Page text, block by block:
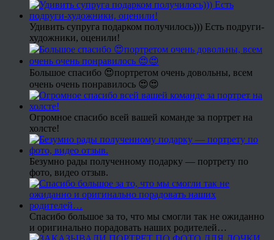
Удивить супруга подарком получилось))) Есть подруги-
художники, оценили!
Большое спасибо 😍портретом очень довольны, всем
очень очень понравилось 😍😍
Огромное спасибо всей вашей команде за портрет на
холсте!
Безумно рады полученному подарку — портрету по
фото, видео отзыв.
Спасибо большое за то, что мы смогли так не ожиданно
и оригинально порадовать наших родителей…